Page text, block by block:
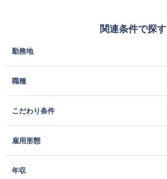
関連条件で探す
勤務地
職種
こだわり条件
雇用形態
年収